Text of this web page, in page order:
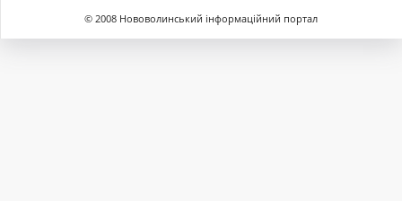
© 2008 Нововолинський інформаційний портал